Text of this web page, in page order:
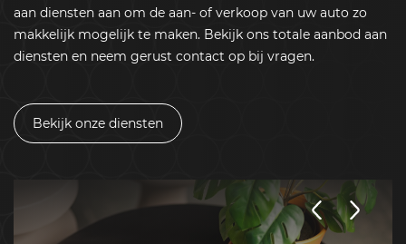
aan diensten aan om de aan- of verkoop van uw auto zo
makkelijk mogelijk te maken. Bekijk ons totale aanbod aan
diensten en neem gerust contact op bij vragen.
Bekijk onze diensten